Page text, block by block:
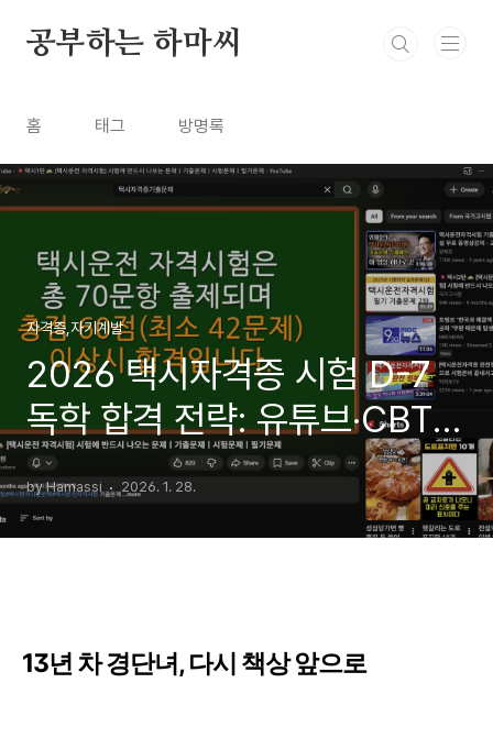
공부하는 하마씨
홈 태그 방명록
자격증,자기계발
2026 택시자격증 시험 D-7
독학 합격 전략: 유튜브·CBT
기출문제 완벽 활용법
by Hamassi 2026. 1. 28.
13년 차 경단녀, 다시 책상 앞으로